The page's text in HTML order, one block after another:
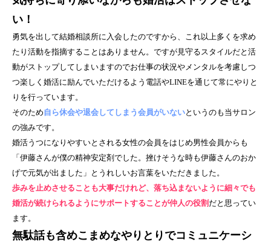
い！
勇気を出して結婚相談所に入会したのですから、これ以上多くを求め
たり活動を指摘することはありません。ですが見守るスタイルだと活
動がストップしてしまいますのでお仕事の状況やメンタルを考慮しつ
つ楽しく婚活に励んでいただけるよう電話やLINEを通じて常にやりと
りを行っています。
そのため自ら休会や退会してしまう会員がいないというのも当サロン
の強みです。
婚活うつになりやすいとされる女性の会員をはじめ男性会員からも
「伊藤さんが僕の精神安定剤でした。挫けそうな時も伊藤さんのおか
げで元気が出ました」とうれしいお言葉をいただきました。
歩みを止めさせることも大事だけれど、落ち込まないように細々でも
婚活が続けられるようにサポートすることが仲人の役割 だと思ってい
ます。
無駄話も含めこまめなやりとりでコミュニケーシ